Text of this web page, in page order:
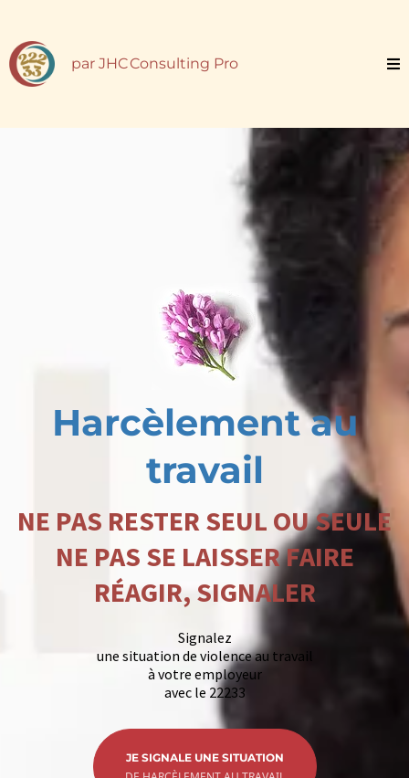
par JHC Consulting Pro
Harcèlement au
travail
NE PAS RESTER SEUL OU SEULE
NE PAS SE LAISSER FAIRE
RÉAGIR, SIGNALER
Signalez
une situation de violence au travail
à votre employeur
avec le 22233
JE SIGNALE UNE SITUATION